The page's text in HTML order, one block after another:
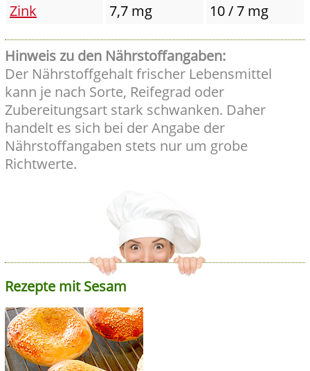
Zink 7,7 mg 10 / 7 mg
Hinweis zu den Nährstoffangaben:
Der Nährstoffgehalt frischer Lebensmittel
kann je nach Sorte, Reifegrad oder
Zubereitungsart stark schwanken. Daher
handelt es sich bei der Angabe der
Nährstoffangaben stets nur um grobe
Richtwerte.
Rezepte mit Sesam